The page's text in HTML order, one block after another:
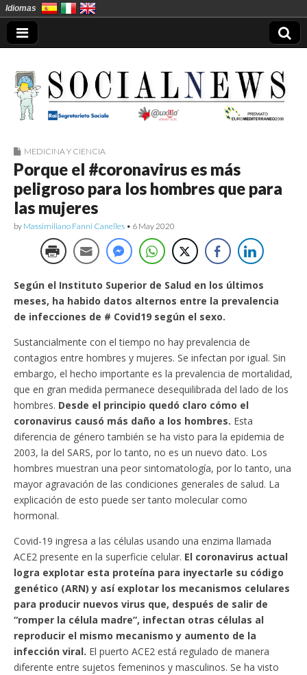
Socialnews en
Español
MEDICINA Y CIENCIA
Porque el #coronavirus es más
peligroso para los hombres que para
las mujeres
by Massimiliano Fanni Canelles • 6 May 2020
Según el Instituto Superior de Salud en los últimos
meses, ha habido datos alternos entre la prevalencia
de infecciones de # Covid19 según el sexo.
Sustancialmente con el tiempo no hay prevalencia de
contagios entre hombres y mujeres. Se infectan por igual. Sin
embargo, el hecho importante es la prevalencia de mortalidad,
que en gran medida permanece desequilibrada del lado de los
hombres. Desde el principio quedó claro cómo el
coronavirus causó más daño a los hombres. Esta
diferencia de género también se ha visto para la epidemia de
2003, la del SARS, por lo tanto, no es un nuevo dato. Los
hombres muestran una peor sintomatología, por lo tanto, una
mayor agravación de las condiciones generales de salud. La
explicación de esto puede ser tanto molecular como
hormonal.
Covid-19 ingresa a las células usando una enzima llamada
ACE2 presente en la superficie celular. El coronavirus actual
logra explotar esta proteína para inyectarle su código
genético (ARN) y así explotar los mecanismos celulares
para producir nuevos virus que, después de salir de
“romper la célula madre”, infectan otras células al
reproducir el mismo mecanismo y aumento de la
infección viral. El puerto ACE2 está regulado de manera
diferente entre sujetos femeninos y masculinos. Se ha visto
Idiomas